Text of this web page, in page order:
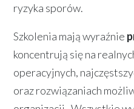
ryzyka sporów.
Szkolenia mają wyraźnie
koncentrują się na
operacyjnych,
oraz rozwiązaniach